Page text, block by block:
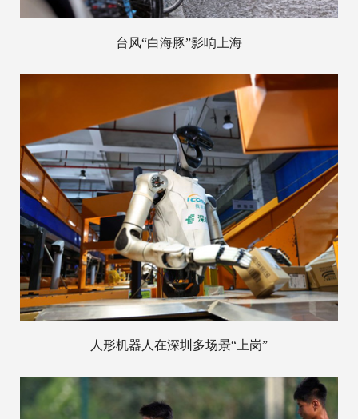
台风“白海豚”影响上海
人形机器人在深圳多场景“上岗”